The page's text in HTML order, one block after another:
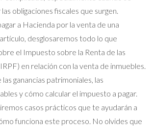
obligaciones fiscales que surgen.
a Hacienda por la venta de una
desglosaremos todo lo que
el Impuesto sobre la Renta de las
en relación con la venta de inmuebles.
ganancias patrimoniales, las
y cómo calcular el impuesto a pagar.
casos prácticos que te ayudarán a
funciona este proceso. No olvides que